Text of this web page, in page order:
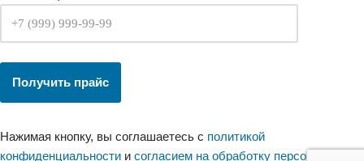
Нажимая кнопку, вы соглашаетесь с политикой
конфиденциальности и согласием на обработку персональных